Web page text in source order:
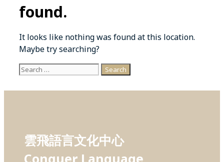
found.
It looks like nothing was found at this location.
Maybe try searching?
Search
雲飛語言文化中心
Conquer Language